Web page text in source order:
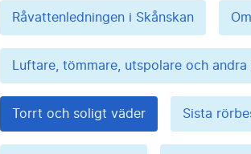
Råvattenledningen i Skånskan
Luftare, tömmare, utspolare och
Torrt och soligt väder Sista